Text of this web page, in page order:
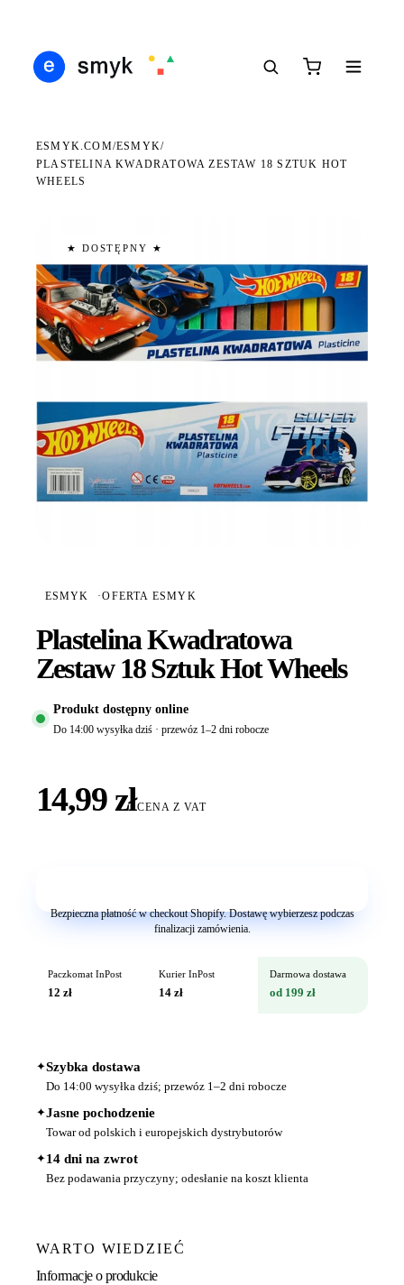
ESMYK.COM/ESMYK/
PLASTELINA KWADRATOWA ZESTAW 18 SZTUK HOT
WHEELS
★ DOSTĘPNY ★
ESMYK ·OFERTA ESMYK
Plastelina Kwadratowa
Zestaw 18 Sztuk Hot Wheels
Produkt dostępny online
Do 14:00 wysyłka dziś · przewóz 1–2 dni robocze
14,99 złCENA Z VAT
Bezpieczna płatność w checkout Shopify. Dostawę wybierzesz podczas
finalizacji zamówienia.
Paczkomat InPost
12 zł
Kurier InPost
14 zł
Darmowa dostawa
od 199 zł
✦Szybka dostawa
Do 14:00 wysyłka dziś; przewóz 1–2 dni robocze
✦Jasne pochodzenie
Towar od polskich i europejskich dystrybutorów
✦14 dni na zwrot
Bez podawania przyczyny; odesłanie na koszt klienta
WARTO WIEDZIEĆ
Informacje o produkcie